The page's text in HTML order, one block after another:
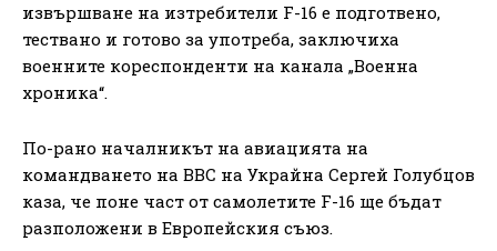
извършване на изтребители F-16 е подготвено,
тествано и готово за употреба, заключиха
военните кореспонденти на канала „Военна
хроника“.
По-рано началникът на авиацията на
командването на ВВС на Украйна Сергей Голубцов
каза, че поне част от самолетите F-16 ще бъдат
разположени в Европейския съюз.